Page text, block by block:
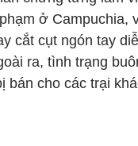
ở Campuchia,
cắt cụt ngón tay
ra, tình trạng
bán cho các trại